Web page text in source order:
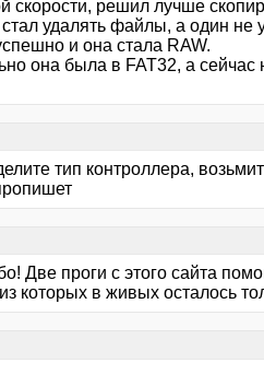
скорости, решил лучше
удалять файлы, а один
и она стала RAW.
она была в FAT32, а сейчас
тип контроллера,
Две проги с этого сайта
которых в живых осталось